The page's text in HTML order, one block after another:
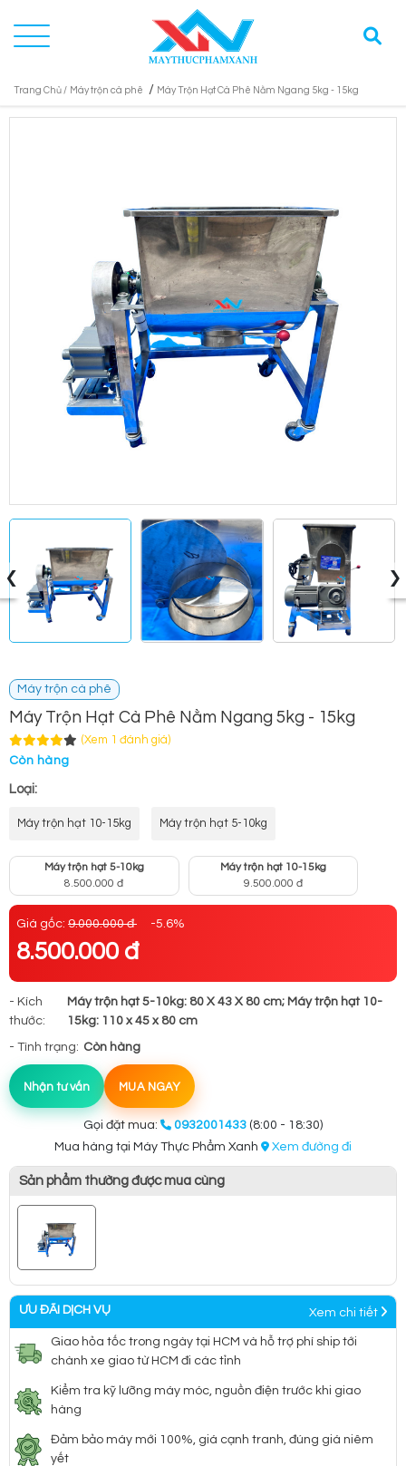
Trang Chủ / Máy trộn cà phê / Máy Trộn Hạt Cà Phê Nằm Ngang 5kg - 15kg
‹ ›
Máy trộn cà phê
Máy Trộn Hạt Cà Phê Nằm Ngang 5kg - 15kg
(Xem 1 đánh giá)
Còn hàng
Loại:
Máy trộn hạt 10-15kg Máy trộn hạt 5-10kg
Máy trộn hạt 5-10kg
8.500.000 đ
Máy trộn hạt 10-15kg
9.500.000 đ
Giá gốc: 9.000.000 đ -5.6%
8.500.000 đ
- Kích
thước:
Máy trộn hạt 5-10kg: 80 X 43 X 80 cm; Máy trộn hạt 10-
15kg: 110 x 45 x 80 cm
- Tình trạng: Còn hàng
Nhận tư vấn MUA NGAY
Gọi đặt mua: 0932001433 (8:00 - 18:30)
Mua hàng tại Máy Thực Phẩm Xanh
Xem đường đi
Sản phẩm thường được mua cùng
ƯU ĐÃI DỊCH VỤ Xem chi tiết
Giao hỏa tốc trong ngày tại HCM và hỗ trợ phí ship tới
chành xe giao từ HCM đi các tỉnh
Kiểm tra kỹ lưỡng máy móc, nguồn điện trước khi giao
hàng
Đảm bảo máy mới 100%, giá cạnh tranh, đúng giá niêm
yết